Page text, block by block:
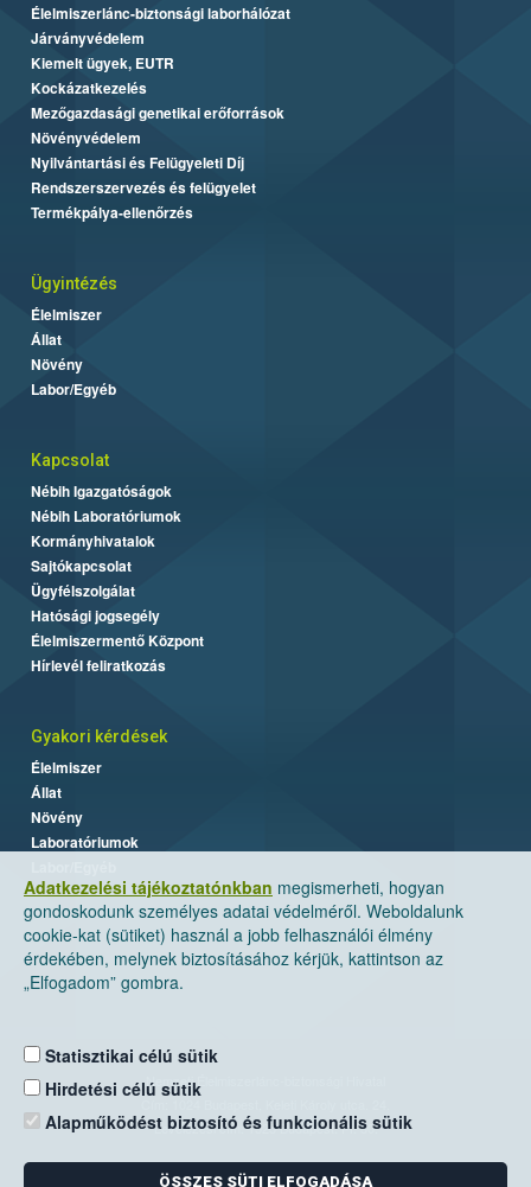
Adatkezelési tájékoztatónkban megismerheti, hogyan
gondoskodunk személyes adatai védelméről. Weboldalunk
cookie-kat (sütiket) használ a jobb felhasználói élmény
érdekében, melynek biztosításához kérjük, kattintson az
„Elfogadom” gombra.
Statisztikai célú sütik
Hirdetési célú sütik
Alapműködést biztosító és funkcionális sütik
ÖSSZES SÜTI ELFOGADÁSA
Élelmiszerlánc-biztonsági laborhálózat
Járványvédelem
Kiemelt ügyek, EUTR
Kockázatkezelés
Mezőgazdasági genetikai erőforrások
Növényvédelem
Nyilvántartási és Felügyeleti Díj
Rendszerszervezés és felügyelet
Termékpálya-ellenőrzés
Ügyintézés
Élelmiszer
Állat
Növény
Labor/Egyéb
Kapcsolat
Nébih Igazgatóságok
Nébih Laboratóriumok
Kormányhivatalok
Sajtókapcsolat
Ügyfélszolgálat
Hatósági jogsegély
Élelmiszermentő Központ
Hírlevél feliratkozás
Gyakori kérdések
Élelmiszer
Állat
Növény
Laboratóriumok
Nemzeti Élelmiszerlánc-biztonsági Hivatal
Levelezési cím: 1525 Budapest. Pf. 30.